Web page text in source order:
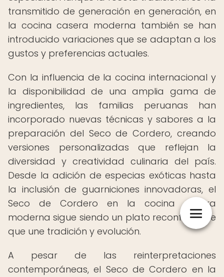
transmitido de generación en generación, en
la cocina casera moderna también se han
introducido variaciones que se adaptan a los
gustos y preferencias actuales.
Con la influencia de la cocina internacional y
la disponibilidad de una amplia gama de
ingredientes, las familias peruanas han
incorporado nuevas técnicas y sabores a la
preparación del Seco de Cordero, creando
versiones personalizadas que reflejan la
diversidad y creatividad culinaria del país.
Desde la adición de especias exóticas hasta
la inclusión de guarniciones innovadoras, el
Seco de Cordero en la cocina casera
moderna sigue siendo un plato reconfortante
que une tradición y evolución.
A pesar de las reinterpretaciones
contemporáneas, el Seco de Cordero en la